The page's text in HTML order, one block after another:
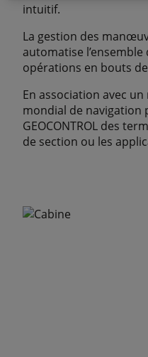
intuitif.
La gestion des
automatise l’ensemble
opérations en bouts
En association avec
mondial de navigation
GEOCONTROL des
de section ou les